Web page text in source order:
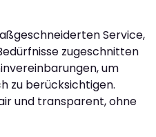
Service,
zugeschnitten
um
zu berücksichtigen.
und transparent, ohne